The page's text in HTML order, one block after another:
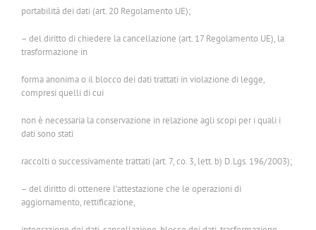
portabilità dei dati (art. 20 Regolamento UE);
– del diritto di chiedere la cancellazione (art. 17 Regolamento UE), la
trasformazione in
forma anonima o il blocco dei dati trattati in violazione di legge,
compresi quelli di cui
non è necessaria la conservazione in relazione agli scopi per i quali i
dati sono stati
raccolti o successivamente trattati (art. 7, co. 3, lett. b) D.Lgs. 196/2003);
– del diritto di ottenere l’attestazione che le operazioni di
aggiornamento, rettificazione,